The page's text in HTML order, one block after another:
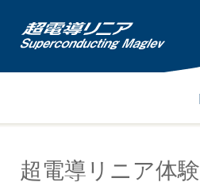
超電導リニア体
超電導リ
走行試験